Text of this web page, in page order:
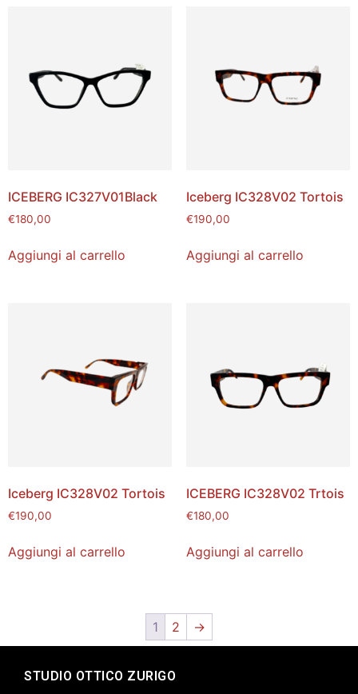
ICEBERG IC327V01Black
€180,00
Aggiungi al carrello
Iceberg IC328V02 Tortois
€190,00
Aggiungi al carrello
Iceberg IC328V02 Tortois
€190,00
Aggiungi al carrello
ICEBERG IC328V02 Trtois
€180,00
Aggiungi al carrello
1 2 →
STUDIO OTTICO ZURIGO